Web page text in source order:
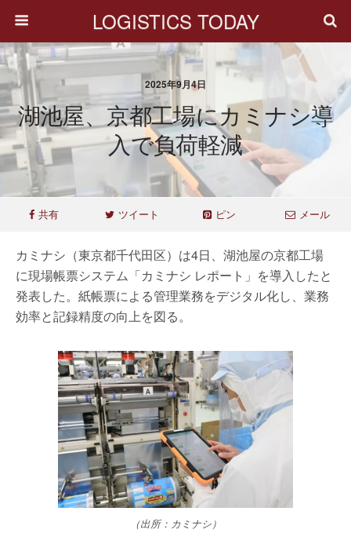
LOGISTICS TODAY
2025年9月4日
湖池屋、京都工場にカミナシ導
入で負荷軽減
共有 ツイート ピン メール
カミナシ（東京都千代田区）は4日、湖池屋の京都工場
に現場帳票システム「カミナシ レポート」を導入したと
発表した。紙帳票による管理業務をデジタル化し、業務
効率と記録精度の向上を図る。
（出所：カミナシ）